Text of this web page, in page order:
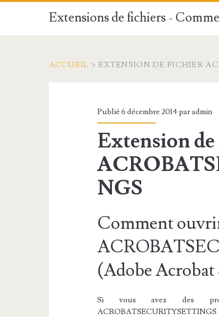
Extensions de fichiers -
ACCUEIL > EXTENSION DE FICHIER
Publié 6 décembre 2014 paradmin
Extension
NGS
Comment
(Adobe
Si vous avez des